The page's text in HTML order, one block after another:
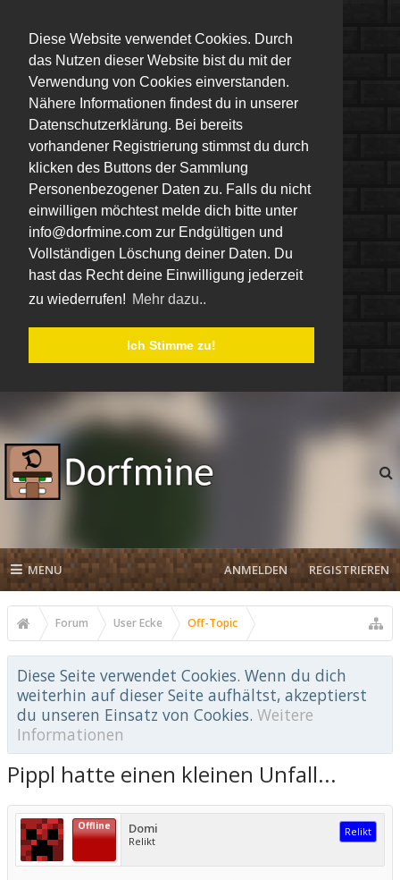
Diese Website verwendet Cookies. Durch
das Nutzen dieser Website bist du mit der
Verwendung von Cookies einverstanden.
Nähere Informationen findest du in unserer
Datenschutzerklärung. Bei bereits
vorhandener Registrierung stimmst du durch
klicken des Buttons der Sammlung
Personenbezogener Daten zu. Falls du nicht
einwilligen möchtest melde dich bitte unter
info@dorfmine.com zur Endgültigen und
Vollständigen Löschung deiner Daten. Du
hast das Recht deine Einwilligung jederzeit
zu wiederrufen! Mehr dazu..
Ich Stimme zu!
MENU ANMELDEN REGISTRIEREN
Forum User Ecke Off-Topic
Diese Seite verwendet Cookies. Wenn du dich
weiterhin auf dieser Seite aufhältst, akzeptierst
du unseren Einsatz von Cookies. Weitere
Informationen
Pippl hatte einen kleinen Unfall...
Offline Domi
Relikt
Relikt